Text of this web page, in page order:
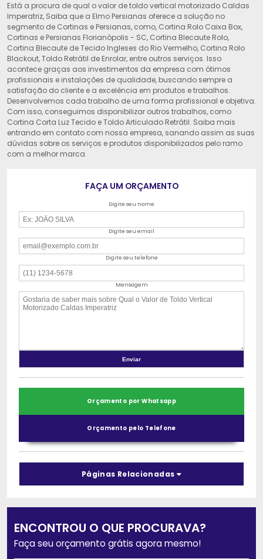
Está a procura de qual o valor de toldo vertical motorizado Caldas
Imperatriz, Saiba que a Elmo Persianas oferece a solução no
segmento de Cortinas e Persianas, como, Cortina Rolo Caixa Box,
Cortinas e Persianas Florianópolis - SC, Cortina Blecaute Rolo,
Cortina Blecaute de Tecido Ingleses do Rio Vermelho, Cortina Rolo
Blackout, Toldo Retrátil de Enrolar, entre outros serviços. Isso
acontece graças aos investimentos da empresa com ótimos
profissionais e instalações de qualidade, buscando sempre a
satisfação do cliente e a excelência em produtos e trabalhos.
Desenvolvemos cada trabalho de uma forma profissional e objetiva.
Com isso, conseguimos disponibilizar outros trabalhos, como
Cortina Corta Luz Tecido e Toldo Articulado Retrátil. Saiba mais
entrando em contato com nossa empresa, sanando assim as suas
dúvidas sobre os serviços e produtos disponibilizados pelo ramo
com a melhor marca.
FAÇA UM ORÇAMENTO
Digite seu nome
Digite seu email
Digite seu telefone
Mensagem
Orçamento por Whatsapp
Orçamento pelo Telefone
Páginas Relacionadas
ENCONTROU O QUE PROCURAVA?
Faça seu orçamento grátis agora mesmo!